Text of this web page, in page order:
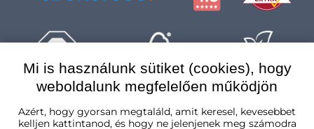
Mi is használunk sütiket (cookies), hogy
weboldalunk megfelelően működjön
Azért, hogy gyorsan megtaláld, amit keresel, kevesebbet
kelljen kattintanod, és hogy ne jelenjenek meg számodra